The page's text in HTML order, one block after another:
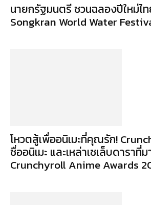
นายกรัฐมนตรี ชวนฉลองปีใหม่ไ
Songkran World Water
โหวตสู้เพื่ออนิเมะที่คุณรัก!
ชื่ออนิเมะ และเหล่าเซเล็บดาราที่
Crunchyroll Anime Awards